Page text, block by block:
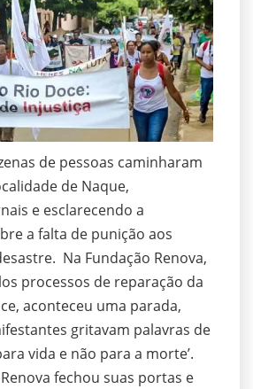
de pessoas caminharam
de Naque,
e esclarecendo a
a falta de punição aos
Na Fundação Renova,
processos de reparação da
aconteceu uma parada,
gritavam palavras de
vida e não para a morte’.
fechou suas portas e